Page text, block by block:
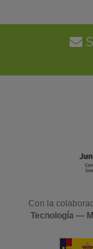
Con la
Tecnología —